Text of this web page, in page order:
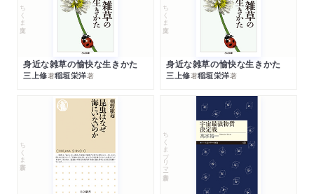
ちくま文庫
身近な雑草の愉快な生きかた
三上修著稲垣栄洋著
ちくま文庫
身近な雑草の愉快な生きかた
三上修著稲垣栄洋著
ちくま新書 ちくまプリマー新書